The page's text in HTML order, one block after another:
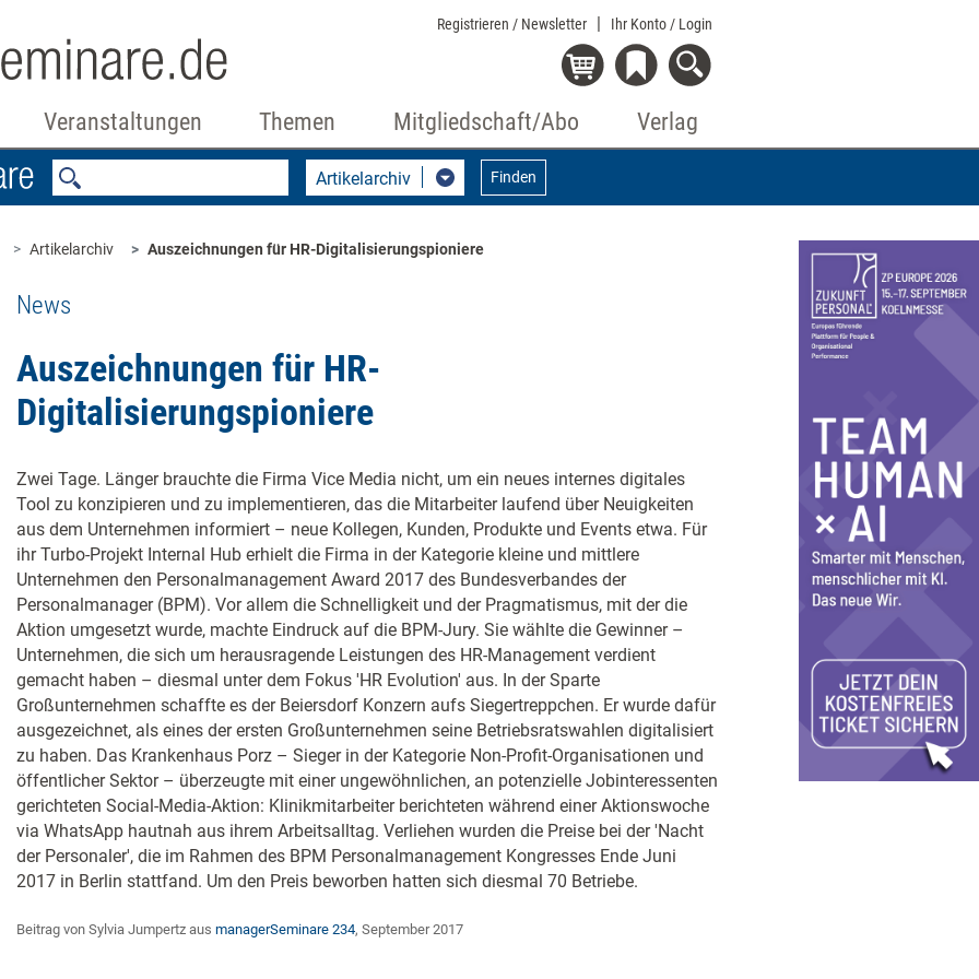
Registrieren / Newsletter Ihr Konto / Login
Veranstaltungen Themen Mitgliedschaft/Abo Verlag
Artikelarchiv Finden
Artikelarchiv Auszeichnungen für HR-Digitalisierungspioniere
News
Auszeichnungen für HR-
Digitalisierungspioniere
Zwei Tage. Länger brauchte die Firma Vice Media nicht, um ein neues internes digitales
Tool zu konzipieren und zu implementieren, das die Mitarbeiter laufend über Neuigkeiten
aus dem Unternehmen informiert – neue Kollegen, Kunden, Produkte und Events etwa. Für
ihr Turbo-Projekt Internal Hub erhielt die Firma in der Kategorie kleine und mittlere
Unternehmen den Personalmanagement Award 2017 des Bundesverbandes der
Personalmanager (BPM). Vor allem die Schnelligkeit und der Pragmatismus, mit der die
Aktion umgesetzt wurde, machte Eindruck auf die BPM-Jury. Sie wählte die Gewinner –
Unternehmen, die sich um herausragende Leistungen des HR-Management verdient
gemacht haben – diesmal unter dem Fokus 'HR Evolution' aus. In der Sparte
Großunternehmen schaffte es der Beiersdorf Konzern aufs Siegertreppchen. Er wurde dafür
ausgezeichnet, als eines der ersten Großunternehmen seine Betriebsratswahlen digitalisiert
zu haben. Das Krankenhaus Porz – Sieger in der Kategorie Non-Profit-Organisationen und
öffentlicher Sektor – überzeugte mit einer ungewöhnlichen, an potenzielle Jobinteressenten
gerichteten Social-Media-Aktion: Klinikmitarbeiter berichteten während einer Aktionswoche
via WhatsApp hautnah aus ihrem Arbeitsalltag. Verliehen wurden die Preise bei der 'Nacht
der Personaler', die im Rahmen des BPM Personalmanagement Kongresses Ende Juni
2017 in Berlin stattfand. Um den Preis beworben hatten sich diesmal 70 Betriebe.
Beitrag von Sylvia Jumpertz aus managerSeminare 234, September 2017